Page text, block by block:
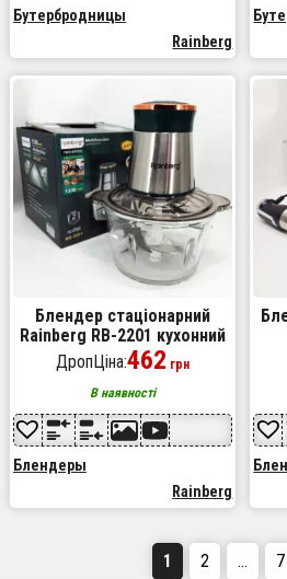
Бутербродницы
Rainberg
Блендер стаціонарний
Rainberg RB-2201 кухонний
подрібнювач 1300W чаша
скляна на 2 л подвійне лезо
чоппер
ДропЦіна:462 грн
В наявності
Блендеры
Rainberg
1 2 … 7